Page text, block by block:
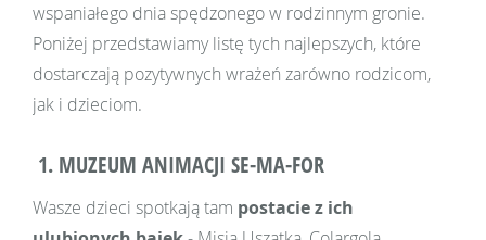
wspaniałego dnia spędzonego w rodzinnym gronie.
Poniżej przedstawiamy listę tych najlepszych, które
dostarczają pozytywnych wrażeń zarówno rodzicom,
jak i dzieciom.
1. MUZEUM ANIMACJI SE-MA-FOR
Wasze dzieci spotkają tam postacie z ich